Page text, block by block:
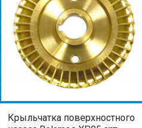
Крыльчатка поверхностного